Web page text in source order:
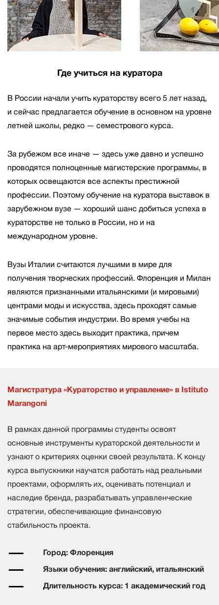
Где учиться на куратора
В России начали учить кураторству всего 5 лет назад,
и сейчас предлагается обучение в основном на уровне
летней школы, редко — семестрового курса.
За рубежом все иначе — здесь уже давно и успешно
проводятся полноценные магистерские программы, в
которых освещаются все аспекты престижной
профессии. Поэтому обучение на куратора выставок в
зарубежном вузе — хороший шанс добиться успеха в
кураторстве не только в России, но и на
международном уровне.
Вузы Италии считаются лучшими в мире для
получения творческих профессий. Флоренция и Милан
являются признанными итальянскими (и мировыми)
центрами моды и искусства, здесь проходят самые
значимые события индустрии. Во время учебы на
первое место здесь выходит практика, причем
практика на арт-мероприятиях мирового масштаба.
Магистратура «Кураторство и управление» в Istituto
Marangoni
В рамках данной программы студенты освоят
основные инструменты кураторской деятельности и
узнают о критериях оценки своей результата. К концу
курса выпускники научатся работать над реальными
проектами, оформлять их, оценивать потенциал и
наследие бренда, разрабатывать управленческие
стратегии, обеспечивающие финансовую
стабильность проекта.
Город: Флоренция
Языки обучения: английский, итальянский
Длительность курса: 1 академический год